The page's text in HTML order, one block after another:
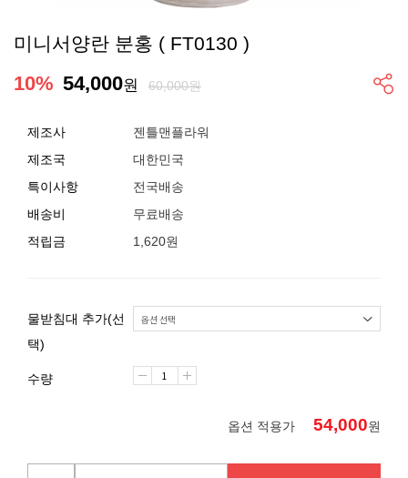
미니서양란 분홍 ( FT0130 )
10% 54,000원 60,000원
제조사
젠틀맨플라워
제조국
대한민국
특이사항
전국배송
배송비
무료배송
적립금
1,620원
물받침대 추가(선
택)
수량
옵션 적용가 54,000원